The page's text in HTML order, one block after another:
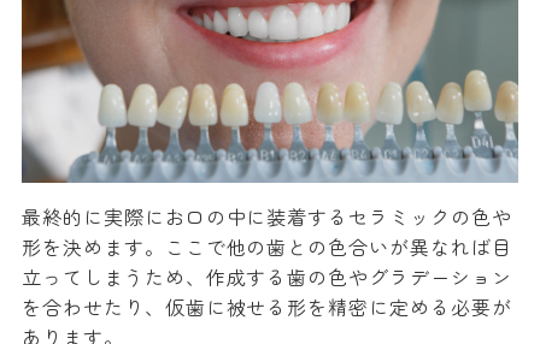
最終的に実際にお口の中に装着するセラミックの色や
形を決めます。ここで他の歯との色合いが異なれば目
立ってしまうため、作成する歯の色やグラデーション
を合わせたり、仮歯に被せる形を精密に定める必要が
あります。